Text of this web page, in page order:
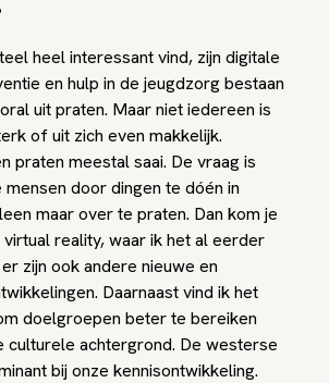
heel interessant vind, zijn digitale
en hulp in de jeugdzorg bestaan
uit praten. Maar niet iedereen is
of uit zich even makkelijk.
praten meestal saai. De vraag is
mensen door dingen te dóén in
maar over te praten. Dan kom je
reality, waar ik het al eerder
zijn ook andere nieuwe en
Daarnaast vind ik het
doelgroepen beter te bereiken
culturele achtergrond. De westerse
bij onze kennisontwikkeling.